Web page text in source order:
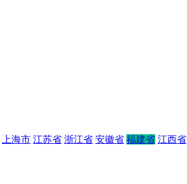
上海市 江苏省 浙江省 安徽省 福建省 江西省